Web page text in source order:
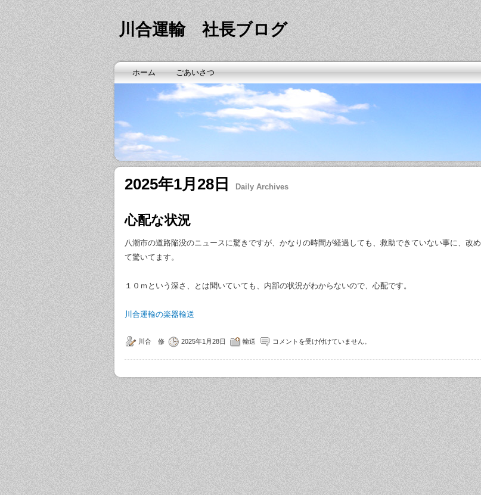
川合運輸 社長ブログ
ホーム ごあいさつ
2025年1月28日 Daily Archives
心配な状況
八潮市の道路陥没のニュースに驚きですが、かなりの時間が経過しても、救助できていない事に、改め
て驚いてます。
１０ｍという深さ、とは聞いていても、内部の状況がわからないので、心配です。
川合運輸の楽器輸送
川合 修 2025年1月28日 輸送 コメントを受け付けていません。